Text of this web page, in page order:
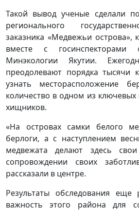
Такой вывод ученые сделали
регионального
заказника «Медвежьи острова»,
вместе с госинспекторами
Минэкологии Якутии.
преодолевают порядка тысячи
узнать месторасположение
количество в одном из
хищников.
«На островах самки белого
берлоги, а с наступлением
медвежата делают здесь
сопровождении своих
рассказали в центре.
Результаты обследования еще
важность этого района для